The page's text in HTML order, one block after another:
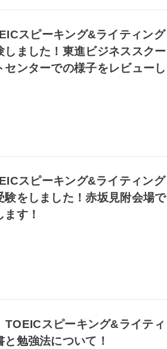
スピーキング&ライティング
しました！東進ビジネススクー
センターでの様子をレビューし
スピーキング&ライティング
験をしました！赤坂見附会場で
す！
TOEICスピーキング&ライティ
勉強法について！